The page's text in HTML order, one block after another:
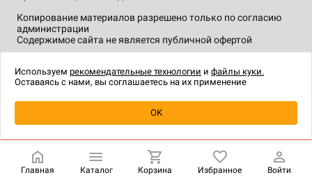
Копирование материалов разрешено только по согласию
администрации
Содержимое сайта не является публичной офертой
технологии.
Главная Каталог Корзина Избранное Войти
Используем рекомендательные технологии и файлы куки.
Оставаясь с нами, вы соглашаетесь на их применение
OK